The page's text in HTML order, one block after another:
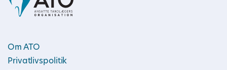
Om ATO
Privatlivspolitik